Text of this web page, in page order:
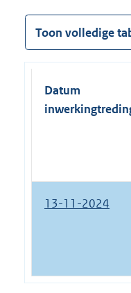
Toon volledige
Datum
13-11-2024